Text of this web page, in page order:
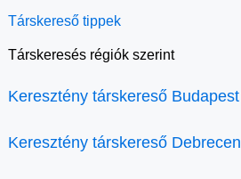
Társkereső tippek
Társkeresés régiók szerint
Keresztény társkereső Budapest
Keresztény társkereső Debrecen